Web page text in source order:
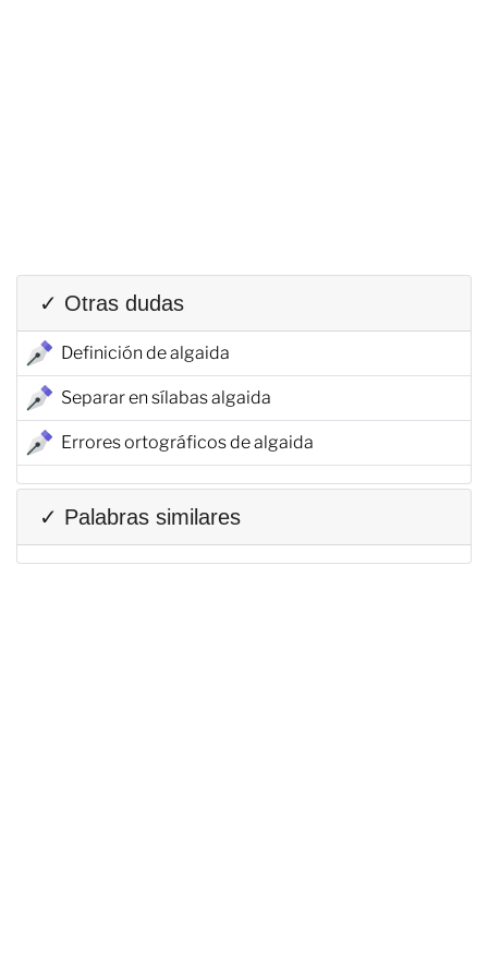
✓ Otras dudas
Definición de algaida
Separar en sílabas algaida
Errores ortográficos de algaida
✓ Palabras similares